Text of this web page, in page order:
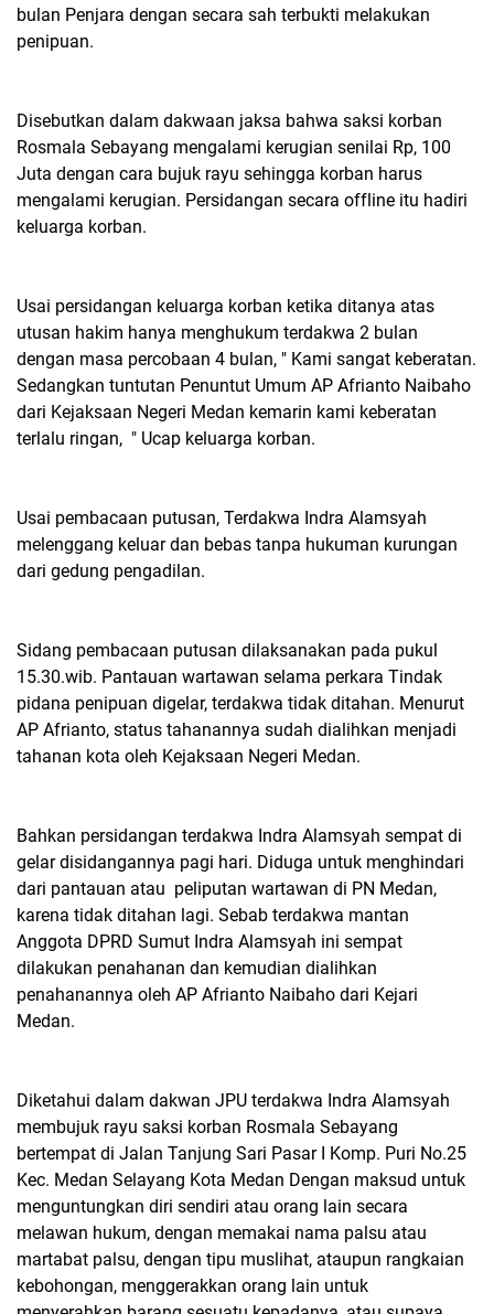
bulan Penjara dengan secara sah terbukti melakukan
penipuan.
Disebutkan dalam dakwaan jaksa bahwa saksi korban
Rosmala Sebayang mengalami kerugian senilai Rp, 100
Juta dengan cara bujuk rayu sehingga korban harus
mengalami kerugian. Persidangan secara offline itu hadiri
keluarga korban.
Usai persidangan keluarga korban ketika ditanya atas
utusan hakim hanya menghukum terdakwa 2 bulan
dengan masa percobaan 4 bulan, " Kami sangat keberatan.
Sedangkan tuntutan Penuntut Umum AP Afrianto Naibaho
dari Kejaksaan Negeri Medan kemarin kami keberatan
terlalu ringan, " Ucap keluarga korban.
Usai pembacaan putusan, Terdakwa Indra Alamsyah
melenggang keluar dan bebas tanpa hukuman kurungan
dari gedung pengadilan.
Sidang pembacaan putusan dilaksanakan pada pukul
15.30.wib. Pantauan wartawan selama perkara Tindak
pidana penipuan digelar, terdakwa tidak ditahan. Menurut
AP Afrianto, status tahanannya sudah dialihkan menjadi
tahanan kota oleh Kejaksaan Negeri Medan.
Bahkan persidangan terdakwa Indra Alamsyah sempat di
gelar disidangannya pagi hari. Diduga untuk menghindari
dari pantauan atau peliputan wartawan di PN Medan,
karena tidak ditahan lagi. Sebab terdakwa mantan
Anggota DPRD Sumut Indra Alamsyah ini sempat
dilakukan penahanan dan kemudian dialihkan
penahanannya oleh AP Afrianto Naibaho dari Kejari
Medan.
Diketahui dalam dakwan JPU terdakwa Indra Alamsyah
membujuk rayu saksi korban Rosmala Sebayang
bertempat di Jalan Tanjung Sari Pasar I Komp. Puri No.25
Kec. Medan Selayang Kota Medan Dengan maksud untuk
menguntungkan diri sendiri atau orang lain secara
melawan hukum, dengan memakai nama palsu atau
martabat palsu, dengan tipu muslihat, ataupun rangkaian
kebohongan, menggerakkan orang lain untuk